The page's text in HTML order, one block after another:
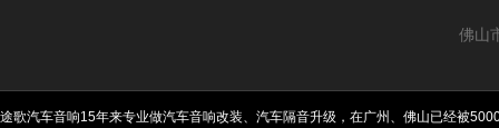
佛山
途歌汽车音响15年来专业做汽车音响改装、汽车隔音升级，在广州、佛山已经被